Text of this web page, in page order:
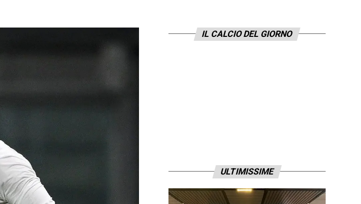
IL CALCIO DEL GIORNO
ULTIMISSIME